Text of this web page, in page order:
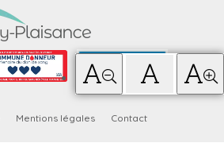
Mentions légales Contact